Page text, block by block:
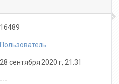
16489
Пользователь
28 сентября 2020 г, 21:31
---